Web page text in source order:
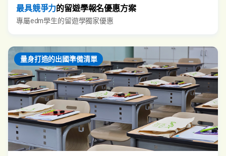
最具競爭力的留遊學報名優惠方案
專屬edm學生的留遊學獨家優惠
量身打造的出國準備清單